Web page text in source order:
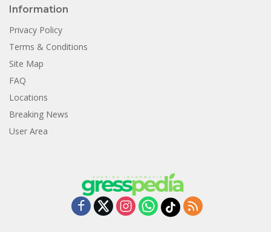
Information
Privacy Policy
Terms & Conditions
Site Map
FAQ
Locations
Breaking News
User Area